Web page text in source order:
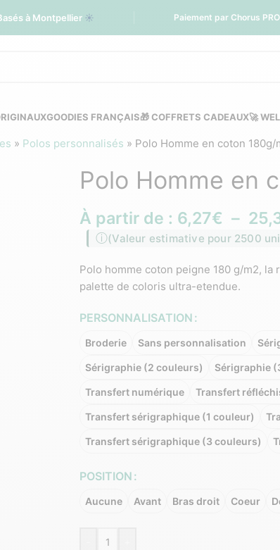
à Montpellier ☀️ Paiement par Chorus PRO
GOODIES FRANÇAIS🎁 COFFRETS CADEAUX🚀
» Polos personnalisés » Polo Homme en coton 180g/
Polo Homme en
À partir de : 6,27€ –
(Valeur estimative pour 2500
Polo homme coton peigne 180 g/m2,
palette de coloris ultra-etendue.
PERSONNALISATION
Broderie Sans personnalisation
Sérigraphie (2 couleurs) Sérigraphie
Transfert numérique Transfert
Transfert sérigraphique (1 couleur)
Transfert sérigraphique (3 couleurs)
POSITION
Aucune Avant Bras droit Coeur